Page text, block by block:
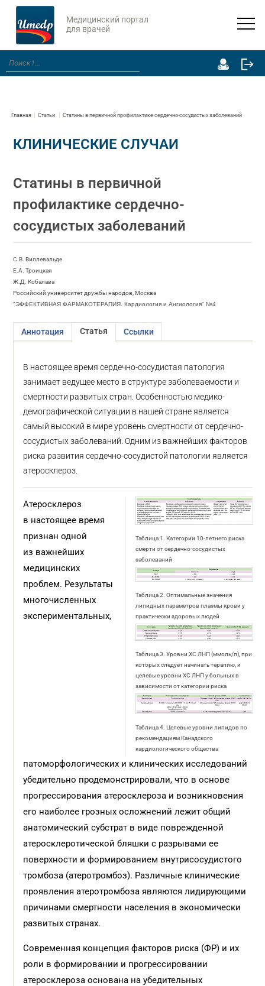
Медицинский портал
для врачей
Главная Статьи Статины в первичной профилактике сердечно-сосудистых заболеваний
КЛИНИЧЕСКИЕ СЛУЧАИ
Статины в первичной
профилактике сердечно-
сосудистых заболеваний
С.В. Виллевальде
Е.А. Троицкая
Ж.Д. Кобалава
Российский университет дружбы народов, Москва
"ЭФФЕКТИВНАЯ ФАРМАКОТЕРАПИЯ. Кардиология и Ангиология" №4
Аннотация Статья Ссылки
В настоящее время сердечно-сосудистая патология
занимает ведущее место в структуре заболеваемости и
смертности развитых стран. Особенностью медико-
демографической ситуации в нашей стране является
самый высокий в мире уровень смертности от сердечно-
сосудистых заболеваний. Одним из важнейших факторов
риска развития сердечно-сосудистой патологии является
атеросклероз.
Таблица 1. Категории 10-летнего риска
смерти от сердечно-сосудистых
заболеваний
Таблица 2. Оптимальные значения
липидных параметров плазмы крови у
практически здоровых людей
Таблица 3. Уровни ХС ЛНП (ммоль/л), при
которых следует начинать терапию, и
целевые уровни ХС ЛΗΠ у больных в
зависимости от категории риска
Таблица 4. Целевые уровни липидов по
рекомендациям Канадского
кардиологического общества
Атеросклероз
в настоящее время
признан одной
из важнейших
медицинских
проблем. Результаты
многочисленных
экспериментальных,
патоморфологических и клинических исследований
убедительно продемонстрировали, что в основе
прогрессирования атеросклероза и возникновения
его наиболее грозных осложнений лежит общий
анатомический субстрат в виде поврежденной
атеросклеротической бляшки с разрывами ее
поверхности и формированием внутрисосудистого
тромбоза (атеротромбоз). Различные клинические
проявления атеротромбоза являются лидирующими
причинами смертности населения в экономически
развитых странах.
Современная концепция факторов риска (ФР) и их
роли в формировании и прогрессировании
атеросклероза основана на убедительных